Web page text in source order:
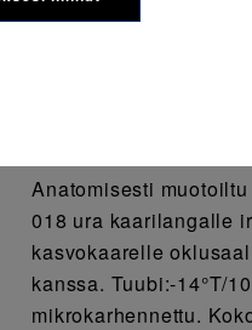
068-890-
yläleuka
Anatomisesti
018 ura kaarilangalle
kasvokaarelle
kanssa. Tuubi:-14°T/
mikrokarhennettu.